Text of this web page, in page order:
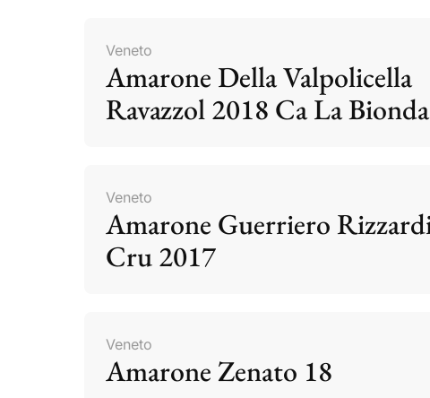
Veneto
Amarone Della Valpolicella
Ravazzol 2018 Ca La Bionda
Veneto
Amarone Guerriero
Cru 2017
Veneto
Amarone Zenato 18